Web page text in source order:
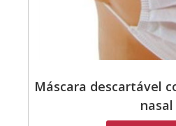
Máscara descartável
nasal